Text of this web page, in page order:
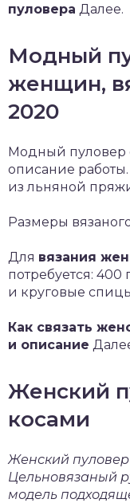
пуловера Далее.
Модный
женщин,
2020
Модный пуловер
описание
из льняной
Размеры
Для вязания
потребуется:
и круговые
Как связать
и описание
Женский
косами
Женский пуловер
Цельновязаный
модель